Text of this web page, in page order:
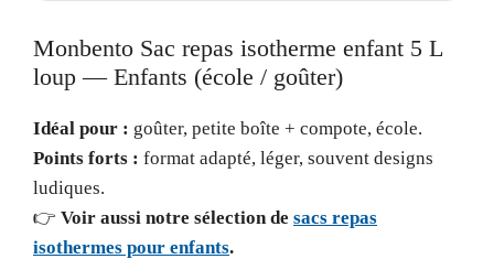
Monbento Sac repas isotherme enfant 5 L
loup — Enfants (école / goûter)
Idéal pour : goûter, petite boîte + compote, école.
Points forts : format adapté, léger, souvent designs
ludiques.
👉 Voir aussi notre sélection de sacs repas
isothermes pour enfants.